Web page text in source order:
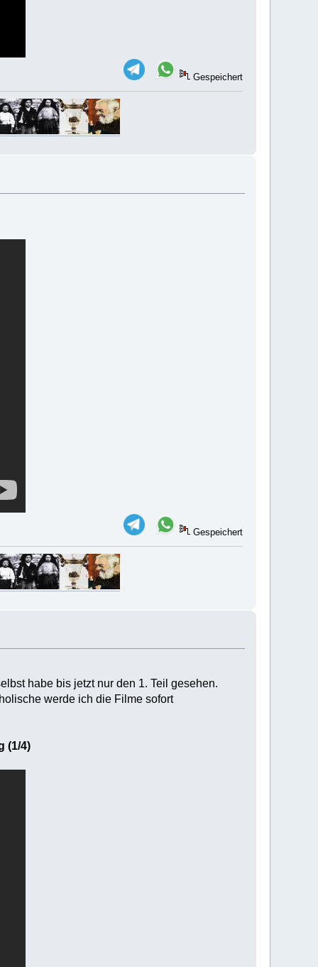
Gespeichert
Gespeichert
habe bis jetzt nur den 1. Teil gesehen.
werde ich die Filme sofort
(1/4)